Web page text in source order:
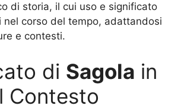
di storia, il cui uso e significato
nel corso del tempo, adattandosi
e contesti.
di Sagola in
Contesto